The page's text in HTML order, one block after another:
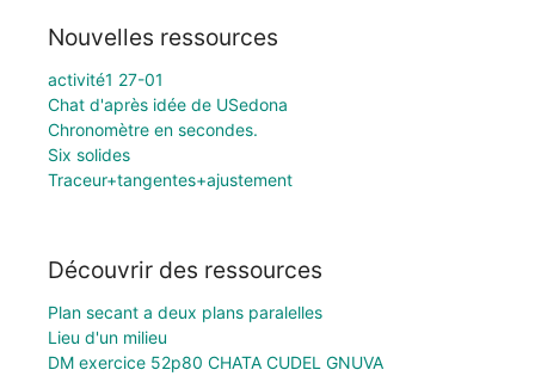
Nouvelles ressources
activité1 27-01
Chat d'après idée de USedona
Chronomètre en secondes.
Six solides
Traceur+tangentes+ajustement
Découvrir des ressources
Plan secant a deux plans paralelles
Lieu d'un milieu
DM exercice 52p80 CHATA CUDEL GNUVA